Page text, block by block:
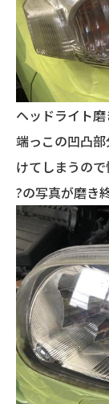
ヘッドライト磨
端っこの凹凸
けてしまうの
?の写真が磨き